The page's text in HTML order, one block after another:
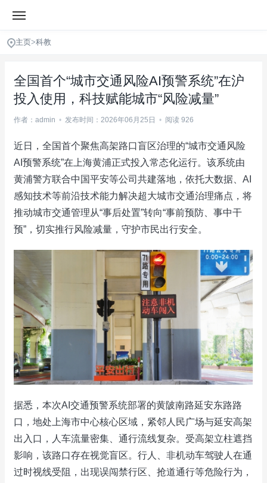
主页>科教
全国首个“城市交通风险AI预警系统”在沪
投入使用，科技赋能城市“风险减量”
作者：admin • 发布时间：2026年06月25日 • 阅读 926
近日，全国首个聚焦高架路口盲区治理的“城市交通风险
AI预警系统”在上海黄浦正式投入常态化运行。该系统由
黄浦警方联合中国平安等公司共建落地，依托大数据、AI
感知技术等前沿技术能力解决超大城市交通治理痛点，将
推动城市交通管理从“事后处置”转向“事前预防、事中干
预”，切实推行风险减量，守护市民出行安全。
据悉，本次AI交通预警系统部署的黄陂南路延安东路路
口，地处上海市中心核心区域，紧邻人民广场与延安高架
出入口，人车流量密集、通行流线复杂。受高架立柱遮挡
影响，该路口存在视觉盲区。行人、非机动车驾驶人在通
过时视线受阻，出现误闯禁行区、抢道通行等危险行为，